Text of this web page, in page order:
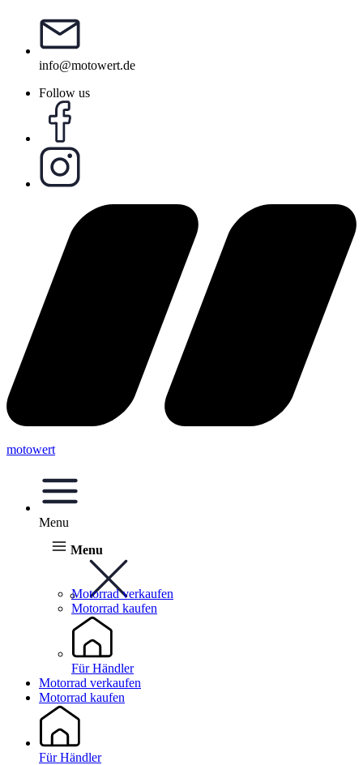
info@motowert.de
Follow us
motowert
Menu
Menu
Motorrad verkaufen
Motorrad kaufen
Für Händler
Motorrad verkaufen
Motorrad kaufen
Für Händler